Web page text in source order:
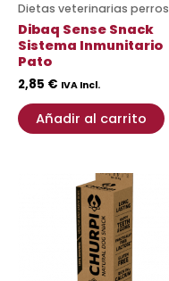
Dietas veterinarias perros
Dibaq Sense Snack
Sistema Inmunitario
Pato
2,85 € IVA Incl.
Añadir al carrito
Rango
de
precios:
desde
5,05 €
hasta
19,90 €